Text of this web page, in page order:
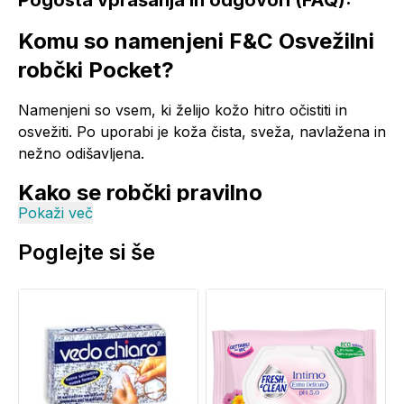
Komu so namenjeni F&C Osvežilni
robčki Pocket?
Namenjeni so vsem, ki želijo kožo hitro očistiti in
osvežiti. Po uporabi je koža čista, sveža, navlažena in
nežno odišavljena.
Kako se robčki pravilno
uporabljajo?
Odstranite zaščitno nalepko in izvlecite robček. Po
S čim je prepojena formula
robčkov?
Pokaži več
Poglejte si še